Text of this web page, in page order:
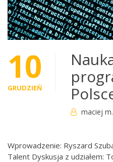
10
GRUDZIEŃ
maciej
Wprowadzenie: Ryszard
Talent Dyskusja z udziałem: